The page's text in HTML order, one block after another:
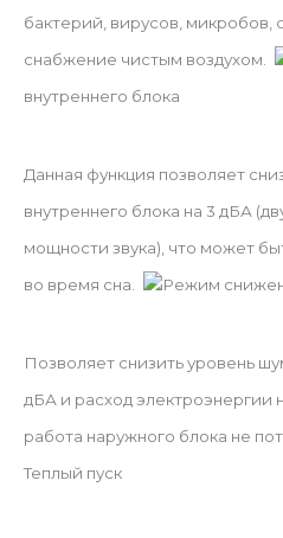
бактерий, вирусов, микробов,
снабжение чистым воздухом.
внутреннего блока
Данная функция позволяет
внутреннего блока на 3 дБА
мощности звука), что может
во время сна.
Режим
Позволяет снизить уровень
дБА и расход электроэнергии
работа наружного блока не
Теплый пуск